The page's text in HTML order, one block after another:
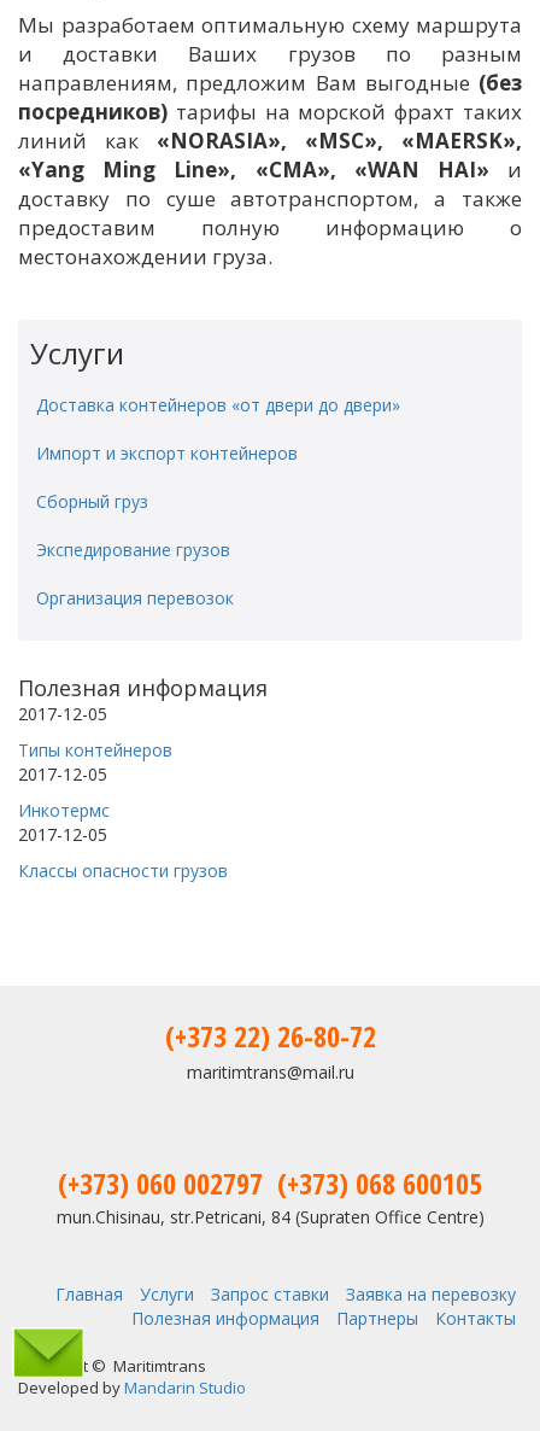
Мы разработаем оптимальную схему маршрута
и доставки Ваших грузов по разным
направлениям, предложим Вам выгодные (без
посредников) тарифы на морской фрахт таких
линий как «NORASIA», «MSC», «MAERSK»,
«Yang Ming Line», «СМА», «WAN HAI» и
доставку по суше автотранспортом, а также
предоставим полную информацию о
местонахождении груза.
Услуги
Доставка контейнеров «от двери до двери»
Импорт и экспорт контейнеров
Сборный груз
Экспедирование грузов
Организация перевозок
Полезная информация
2017-12-05
Типы контейнеров
2017-12-05
Инкотермс
2017-12-05
Классы опасности грузов
(+373 22) 26-80-72
maritimtrans@mail.ru
(+373) 060 002797 (+373) 068 600105
mun.Chisinau, str.Petricani, 84 (Supraten Office Centre)
Главная Услуги Запрос ставки
Заявка на перевозку
Полезная информация
Партнеры Контакты
Copyright © Maritimtrans
Developed byMandarin Studio